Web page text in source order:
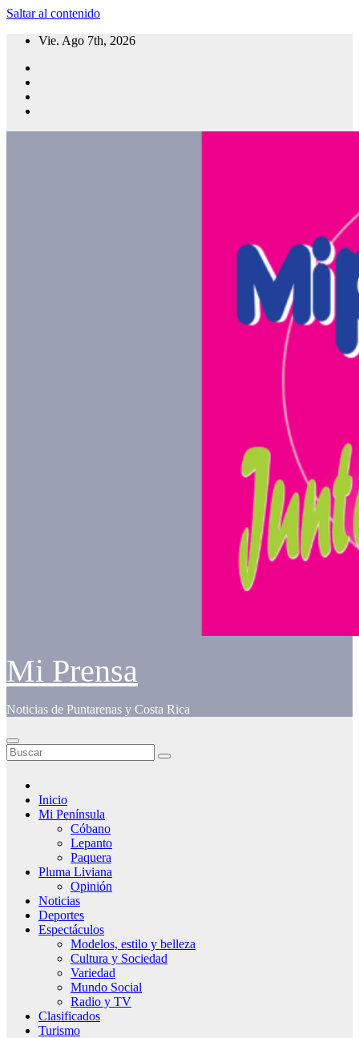
Saltar al contenido
Vie. Ago 7th, 2026
Mi Prensa
Noticias de Puntarenas y Costa Rica
Inicio
Mi Península
Cóbano
Lepanto
Paquera
Pluma Liviana
Opinión
Noticias
Deportes
Espectáculos
Modelos, estilo y belleza
Cultura y Sociedad
Variedad
Mundo Social
Radio y TV
Clasificados
Turismo